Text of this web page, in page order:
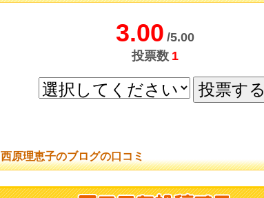
3.00 /5.00
投票数 1
西原理恵子のブログの口コミ